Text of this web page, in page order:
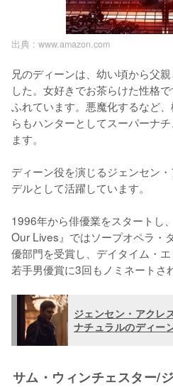
出典 : www.amazon.com
兄のディーンは、幼い頃から父
した。女好きでお茶らけた性格
ふれています。悪魔化するなど
らもハンターとしてスーパーナ
ます。
ディーン役を演じるジェンセン
デルとして活躍しています。
1996年から俳優業をスタートし
Our Lives』ではソープオペラ・
優部門を受賞し、デイタイム・
若手男優賞に3回もノミネートさ
ジェンセン・アクレ
ナチュラルのディー
サム・ウィンチェスター/